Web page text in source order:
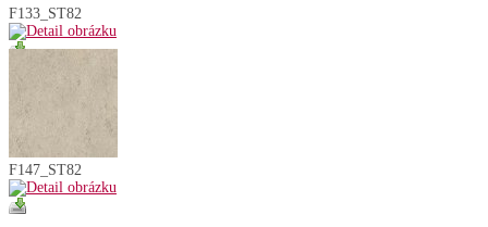
F133_ST82
F147_ST82